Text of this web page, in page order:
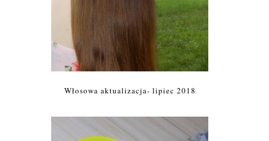
Włosowa aktualizacja- lipiec 2018